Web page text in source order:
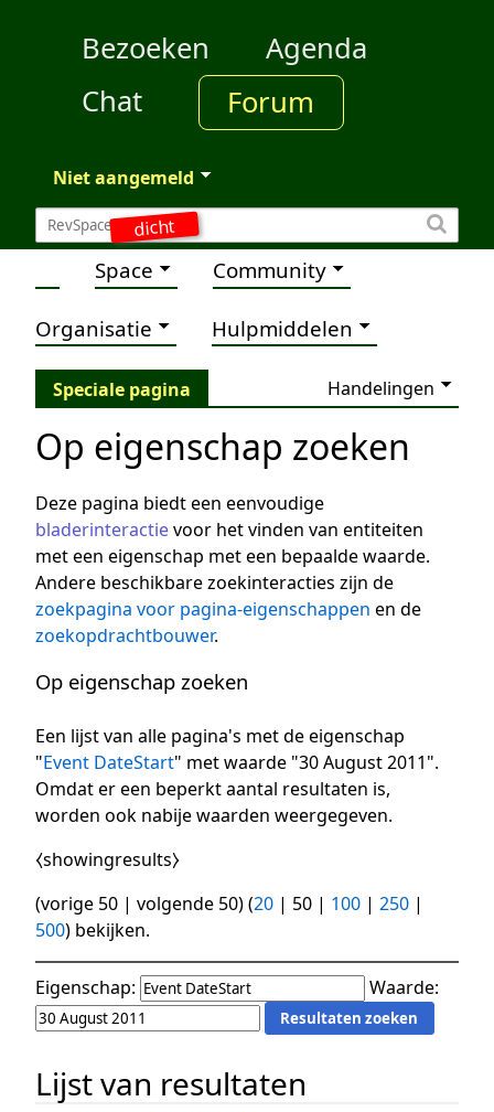
dicht
Bezoeken
Agenda
Chat
Forum
Niet aangemeld
Space Community
Organisatie Hulpmiddelen
Speciale pagina Handelingen
Op eigenschap zoeken
Deze pagina biedt een eenvoudige
bladerinteractievoor het vinden van entiteiten
met een eigenschap met een bepaalde waarde.
Andere beschikbare zoekinteracties zijn de
zoekpagina voor pagina-eigenschappen en de
zoekopdrachtbouwer.
Op eigenschap zoeken
Een lijst van alle pagina's met de eigenschap
"Event DateStart" met waarde "30 August 2011".
Omdat er een beperkt aantal resultaten is,
worden ook nabije waarden weergegeven.
⧼showingresults⧽
(vorige 50 | volgende 50) (20 | 50 | 100 | 250 |
500) bekijken.
Eigenschap: Waarde:
Lijst van resultaten